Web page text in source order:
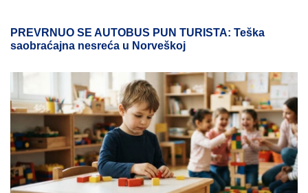
PREVRNUO SE AUTOBUS PUN TURISTA: Teška
saobraćajna nesreća u Norveškoj